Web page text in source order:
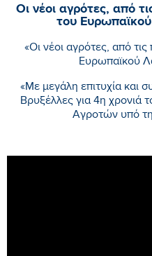
Οι νέοι αγρότες, από
του
«Οι νέοι αγρότες, από
Ευρωπαϊκού
«Με μεγάλη επιτυχία και
Βρυξέλλες για 4η χρονιά
Αγροτών υπό